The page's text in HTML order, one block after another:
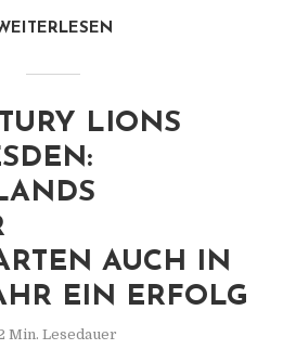
LIONS
AUCH IN D
EIN ERFOLG
Min. Lesedauer